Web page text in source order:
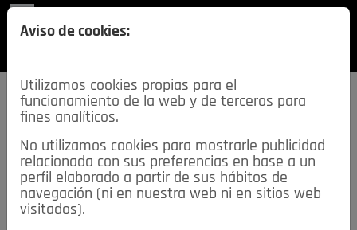
SECCIONES
descarga esta
REVISTA
Aviso de cookies:
Utilizamos cookies propias para el
funcionamiento de la web y de terceros para
fines analíticos.
No utilizamos cookies para mostrarle publicidad
relacionada con sus preferencias en base a un
perfil elaborado a partir de sus hábitos de
navegación (ni en nuestra web ni en sitios web
visitados).